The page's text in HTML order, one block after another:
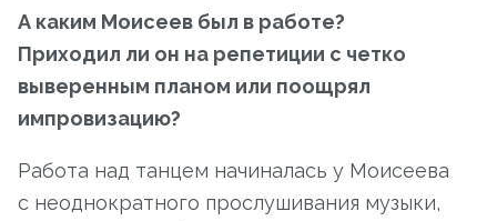
А каким Моисеев был в работе?
Приходил ли он на репетиции с четко
выверенным планом или поощрял
импровизацию?
Работа над танцем начиналась у Моисеева
с неоднократного прослушивания музыки,